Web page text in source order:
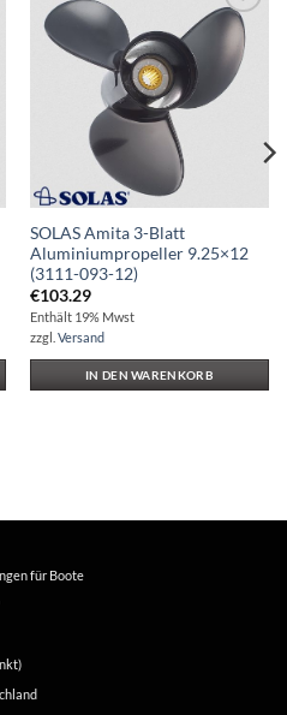
Auf die
Wunschliste
SOLAS Amita 3-Blatt
Aluminiumpropeller 9.25×12
(3111-093-12)
€103.29
Enthält 19% Mwst
zzgl. Versand
IN DEN WARENKORB
für Boote